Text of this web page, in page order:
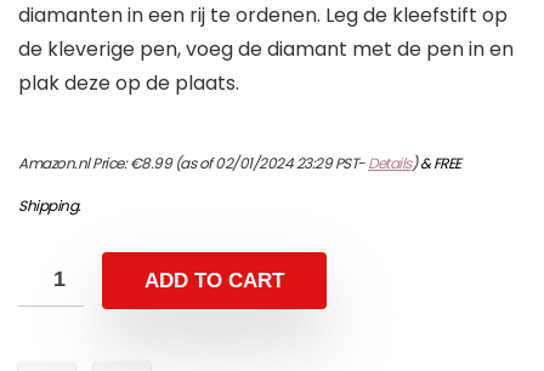
diamanten in een rij te ordenen. Leg de kleefstift op
de kleverige pen, voeg de diamant met de pen in en
plak deze op de plaats.
Amazon.nl Price:€8.99(as of 02/01/2024 23:29 PST-Details)&FREE
Shipping.
ADD TO CART